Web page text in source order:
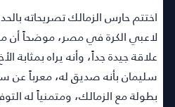
اختتم حارس الزمالك تصريحاته
لاعبي الكرة في مصر، موضحاً أن
علاقة جيدة جداً، وأنه يراه بمثابة
سليمان بأنه صديق له، معرباً عن
بطولة مع الزمالك، ومتمنياً له